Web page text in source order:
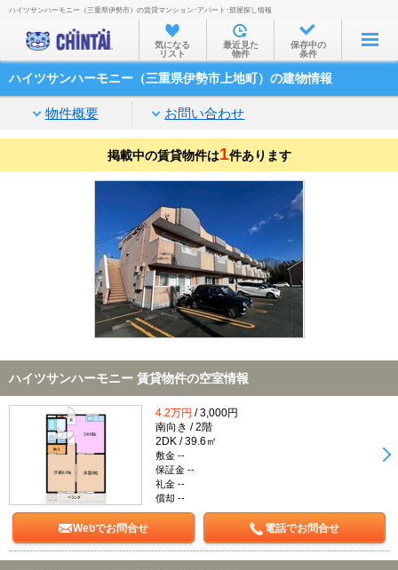
お部屋を探す
沿線・駅から
家賃相場から
通勤通学時間から
不動産会社から
TOP
ハイツサンハーモニー（三重県伊勢市）の賃貸マンション･アパート･部屋探し情報
気になる
リスト
最近見た
物件
保存中の
条件
ハイツサンハーモニー（三重県伊勢市上地町）の建物情報
物件概要 お問い合わせ
掲載中の賃貸物件は1件あります
ハイツサンハーモニー 賃貸物件の空室情報
4.2万円 / 3,000円
南向き / 2階
2DK / 39.6㎡
敷金 --
保証金 --
礼金 --
償却 --
Webでお問合せ 電話でお問合せ